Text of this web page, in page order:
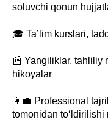
soluvchi qonun
🎓 Ta’lim kurslari,
📰 Yangiliklar, tahliliy
hikoyalar
👩‍💼 Professional
tomonidan to‘ldirilishi